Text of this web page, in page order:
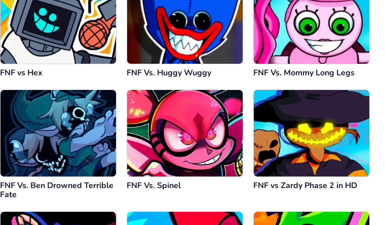
Cancelar Comentario
FNF vs Hex FNF Vs. Huggy Wuggy FNF Vs. Mommy Long Legs
FNF Vs. Ben Drowned Terrible
Fate
FNF Vs. Spinel FNF vs Zardy Phase 2 in HD